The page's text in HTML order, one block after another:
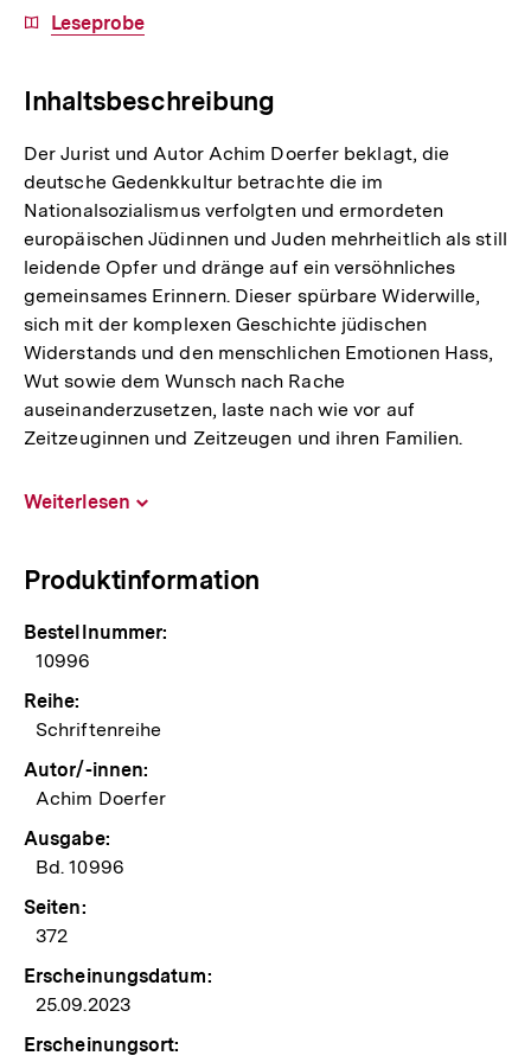
Download-
Leseprobe
Inhaltsbeschreibung
Der Jurist und Autor Achim Doerfer beklagt, die
deutsche Gedenkkultur betrachte die im
Nationalsozialismus verfolgten und ermordeten
europäischen Jüdinnen und Juden mehrheitlich als still
leidende Opfer und dränge auf ein versöhnliches
gemeinsames Erinnern. Dieser spürbare Widerwille,
sich mit der komplexen Geschichte jüdischen
Widerstands und den menschlichen Emotionen Hass,
Wut sowie dem Wunsch nach Rache
auseinanderzusetzen, laste nach wie vor auf
Zeitzeuginnen und Zeitzeugen und ihren Familien.
Weiterlesen
Produktinformation
Bestellnummer:
10996
Reihe:
Schriftenreihe
Autor/-innen:
Achim Doerfer
Ausgabe:
Bd. 10996
Seiten:
372
Erscheinungsdatum:
25.09.2023
Erscheinungsort: